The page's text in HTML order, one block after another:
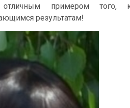
примером того,
результатам!